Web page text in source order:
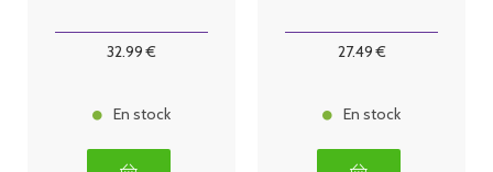
32.99 €
En stock
27.49€
En stock